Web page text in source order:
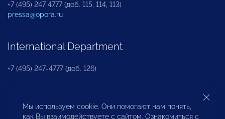
+7 (495) 247 4777 (доб. 115, 114, 113)
pressa@opora.ru
International Department
+7 (495) 247-4777 (доб. 126)
Business and Investment Rights Protection
Department
Мы используем cookie. Они помогают нам понять,
как Вы взаимодействуете с сайтом. Ознакомиться с